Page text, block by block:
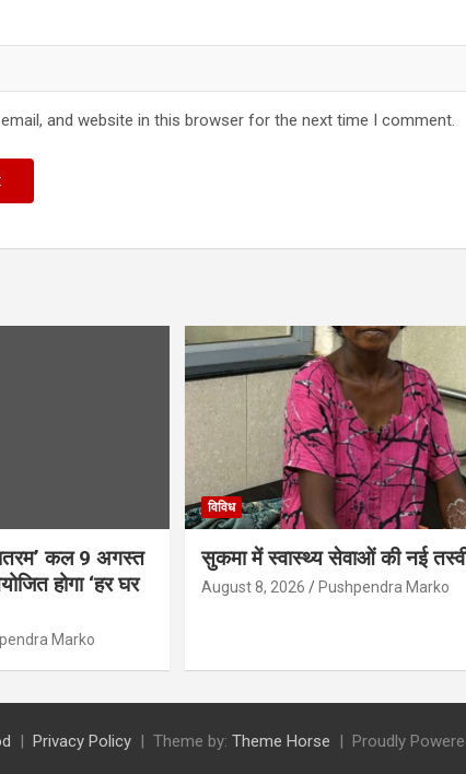
and website in this browser for the next time I comment.
कल 9 अगस्त
होगा ‘हर घर
Marko
विविध
सुकमा में स्वास्थ्य सेवाओं की नई
August 8, 2026 Pushpendra Marko
Privacy Policy Theme by: Theme Horse Proudly